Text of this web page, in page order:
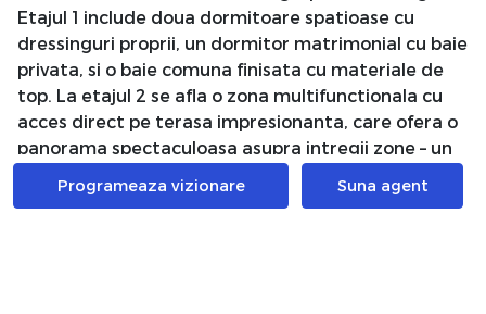
Etajul 1 include doua dormitoare spatioase cu
dressinguri proprii, un dormitor matrimonial cu baie
privata, si o baie comuna finisata cu materiale de
top. La etajul 2 se afla o zona multifunctionala cu
acces direct pe terasa impresionanta, care ofera o
panorama spectaculoasa asupra intregii zone – un
Programeaza vizionare Suna agent